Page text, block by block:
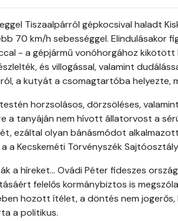
Tiszaalpárról gépkocsival haladt
70 km/h sebességgel. Elindulásakor
- a gépjármű vonóhorgához
és villogással, valamint
a kutyát a csomagtartóba helyezte,
horzsolásos, dörzsöléses,
a tanyáján nem hívott állatorvost a
ezáltal olyan bánásmódot
a Kecskeméti Törvényszék
a híreket... Ovádi Péter fideszes
felelős kormánybiztos is
hozott ítélet, a döntés nem
a politikus.